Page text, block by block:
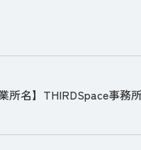
所名】THIRDSpace事務